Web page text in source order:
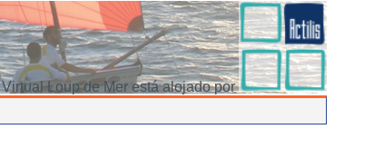
Virtual Loup de Mer está alojado por